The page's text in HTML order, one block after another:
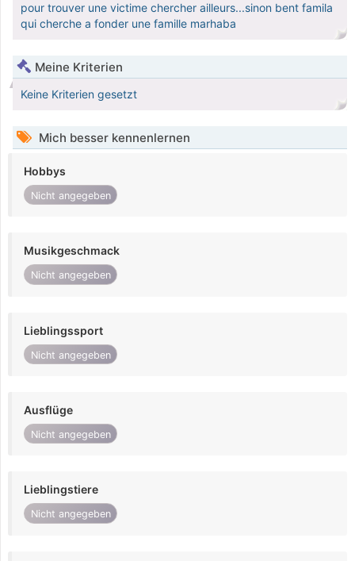
pour trouver une victime chercher ailleurs...sinon bent famila
qui cherche a fonder une famille marhaba
Meine Kriterien
Keine Kriterien gesetzt
Mich besser kennenlernen
Hobbys
Nicht angegeben
Musikgeschmack
Nicht angegeben
Lieblingssport
Nicht angegeben
Ausflüge
Nicht angegeben
Lieblingstiere
Nicht angegeben